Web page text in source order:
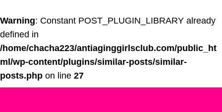
Warning: Constant POST_PLUGIN_LIBRARY already
defined in
/home/chacha223/antiaginggirlsclub.com/public_ht
ml/wp-content/plugins/similar-posts/similar-
posts.php on line 27